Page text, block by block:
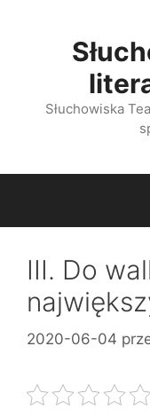
Słuchowiska
III. Do
2020-06-04